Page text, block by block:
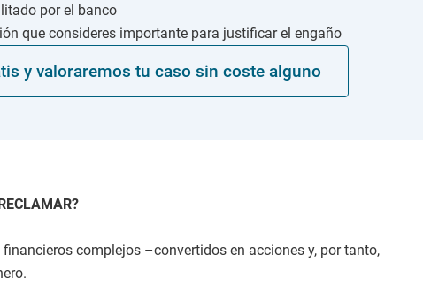
por el banco
que consideres importante para justificar el engaño
y valoraremos tu caso sin coste alguno
complejos –convertidos en acciones y, por tanto,